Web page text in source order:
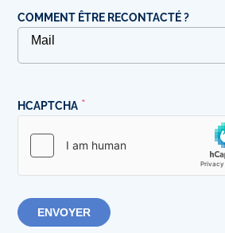
COMMENT ÊTRE RECONTACTÉ ?
HCAPTCHA